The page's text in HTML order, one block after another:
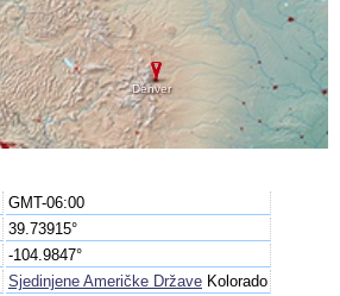
Denver
GMT-06:00
39.73915°
-104.9847°
Sjedinjene Američke Države Kolorado